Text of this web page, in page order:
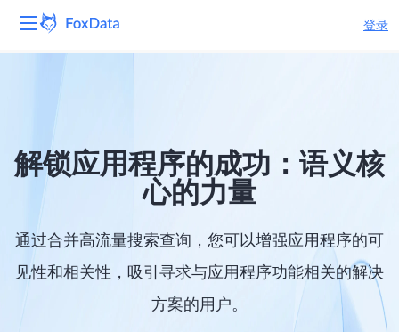
登录
解决方案
解锁应用程序的成功：语义核
心的力量
通过合并高流量搜索查询，您可以增强应用程序的可
见性和相关性，吸引寻求与应用程序功能相关的解决
方案的用户。